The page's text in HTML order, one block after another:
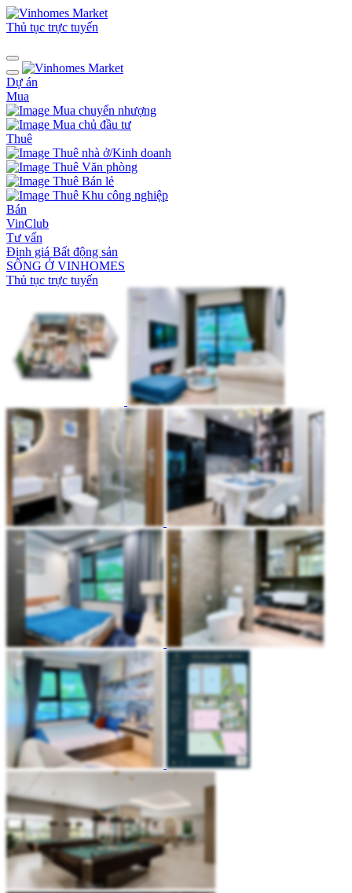
Thủ tục trực tuyến
Dự án
Mua
Mua chuyển nhượng
Mua chủ đầu tư
Thuê
Thuê nhà ở/Kinh doanh
Thuê Văn phòng
Thuê Bán lẻ
Thuê Khu công nghiệp
Bán
VinClub
Tư vấn
Định giá Bất động sản
SỐNG Ở VINHOMES
Thủ tục trực tuyến